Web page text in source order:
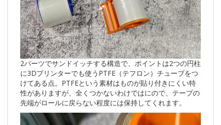
2パーツでサンドイッチする構造で、ポイントは2つの円柱
に3Dプリンターでも使うPTFE（テフロン）チューブをつ
けてある点。PTFEという素材はものが貼り付きにくい特
性がありますが、全くつかないわけではにので、テープの
先端がロールに戻らない程度には保持してくれます。